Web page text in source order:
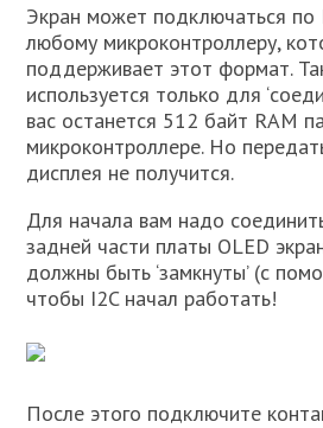
Экран может подключаться по
любому микроконтроллеру,
поддерживает этот формат.
используется только для
вас останется 512 байт RAM
микроконтроллере. Но
дисплея не получится.
Для начала вам надо
задней части платы OLED
должны быть ‘замкнуты’ (с
чтобы I2C начал работать!
После этого подключите